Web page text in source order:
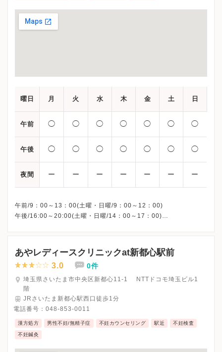
曜日 月 火 水 木 金 土 日
午前 ◯ ◯ ◯ ◯ ◯ ◯ ◯
午後 ◯ ◯ ◯ ◯ ◯ ◯ ◯
夜間 ー ー ー ー ー ー ー
午前/9：00～13：00(土曜・日曜/9：00～12：00)
午後/16:00～20:00(土曜・日曜/14：00～17：00)
あやレディースクリニックat新都心駅前
3.0 0件
埼玉県さいたま市中央区新都心11-1 NTTドコモ埼玉ビル1
階
JRさいたま新都心駅西口徒歩1分
電話番号： 048-853-0011
漢方処方 男性不妊/無精子症 不妊カウンセリング 駅近 不妊検査
不妊鍼灸